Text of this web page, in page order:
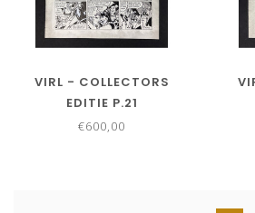
VIRL - COLLECTORS
EDITIE P.21
€600,00